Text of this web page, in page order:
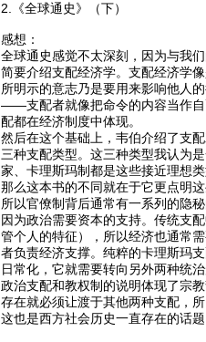
2.《全球通史》（下）
感想：
全球通史感觉不太深刻，因为与我
简要介绍支配经济学。支配经济学
所明示的意志乃是要用来影响他人
——支配者就像把命令的内容当作自
配都在经济制度中体现。
然后在这个基础上，韦伯介绍了支
三种支配类型。这三种类型我认为
家、卡理斯玛制都是这些接近理想
那么这本书的不同就在于它更点明
所以官僚制背后通常有一系列的隐
因为政治需要资本的支持。传统支
管个人的特征），所以经济也通常
者负责经济支撑。纯粹的卡理斯玛
日常化，它就需要转向另外两种统
政治支配和教权制的说明体现了宗
存在就必须让渡于其他两种支配，
这也是西方社会历史一直存在的话